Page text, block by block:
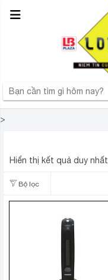
>
Hiển thị kết quả duy nhất
Bộ lọc